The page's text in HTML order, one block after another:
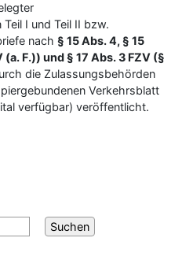
I und Teil II bzw.
nach § 15 Abs. 4, § 15
F.)) und § 17 Abs. 3 FZV (§
die Zulassungsbehörden
Verkehrsblatt
verfügbar) veröffentlicht.